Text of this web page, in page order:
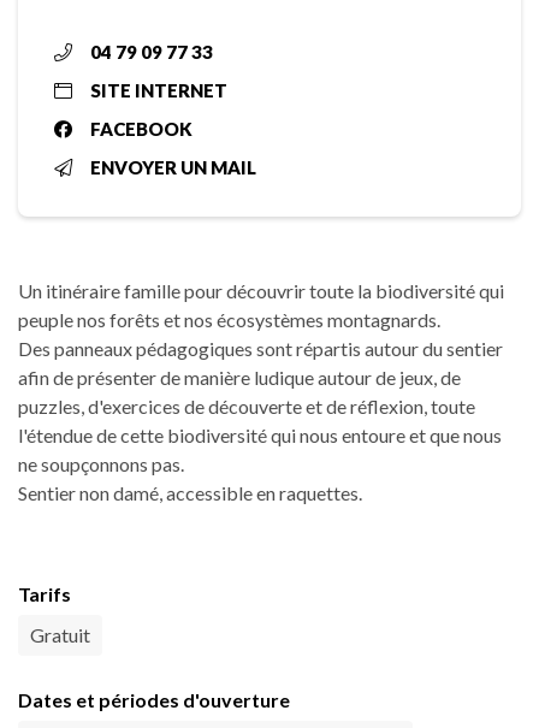
04 79 09 77 33
SITE INTERNET
FACEBOOK
ENVOYER UN MAIL
Un itinéraire famille pour découvrir toute la biodiversité qui
peuple nos forêts et nos écosystèmes montagnards.
Des panneaux pédagogiques sont répartis autour du sentier
afin de présenter de manière ludique autour de jeux, de
puzzles, d'exercices de découverte et de réflexion, toute
l'étendue de cette biodiversité qui nous entoure et que nous
ne soupçonnons pas.
Sentier non damé, accessible en raquettes.
Tarifs
Gratuit
Dates et périodes d'ouverture